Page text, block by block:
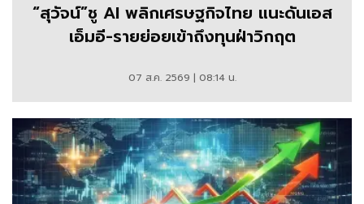
“สุวัจน์”ชู AI พลิกเศรษฐกิจไทย แนะดันเอส
เอ็มอี-รายย่อยเข้าถึงทุนฝ่าวิกฤต
07 ส.ค. 2569 | 08:14 น.